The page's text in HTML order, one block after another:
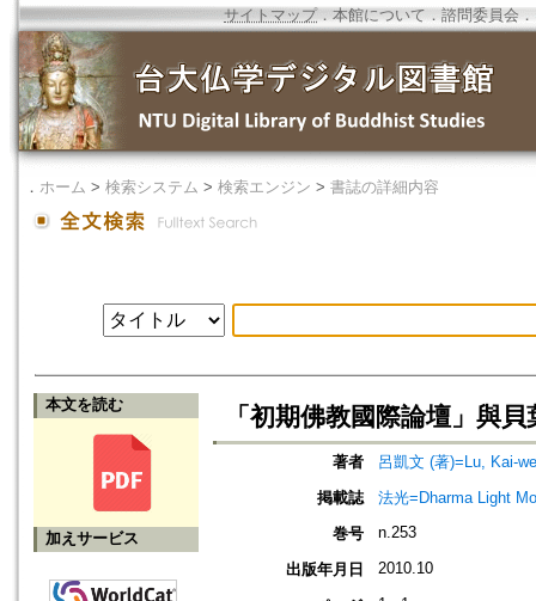
サイトマップ．本館について ． 諮問委員会 ．
． ホーム > 検索システム > 検索エンジン > 書誌の詳細内容
本文を読む
加えサービス
「初期佛教國際論壇」與
著者
呂凱文 (著)=Lu, Kai-
掲載誌
法光=Dharma Light
巻号
n.253
出版年月日 2010.10